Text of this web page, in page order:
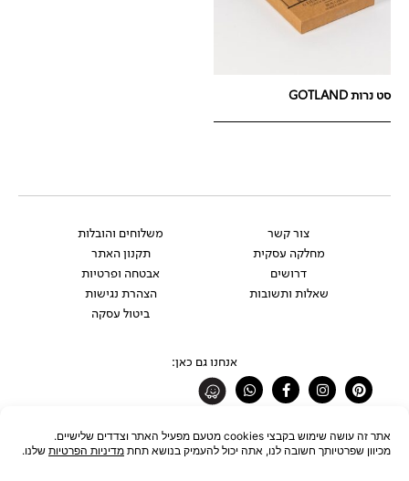
סט נרות GOTLAND
צור קשר
מחלקה עסקית
דרושים
שאלות ותשובות
משלוחים והובלות
תקנון האתר
אבטחה ופרטיות
הצהרת נגישות
ביטול עסקה
אנחנו גם כאן:
Pinterest
Instagram
Facebook-
f
Whatsapp
רוצים להתעדכן לפני כולם?